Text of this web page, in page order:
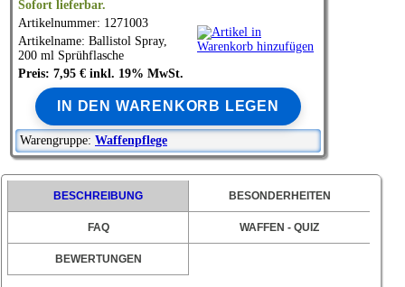
Sofort lieferbar.
Artikelnummer: 1271003
Artikelname: Ballistol Spray,
200 ml Sprühflasche
Preis: 7,95 € inkl. 19% MwSt.
IN DEN WARENKORB LEGEN
Warengruppe: Waffenpflege
BESCHREIBUNG BESONDERHEITEN
FAQ WAFFEN - QUIZ
BEWERTUNGEN